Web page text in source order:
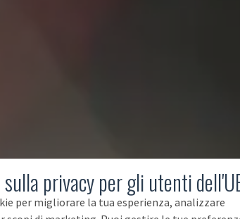
privacy per gli utenti
per migliorare la tua esperienza, analizzare